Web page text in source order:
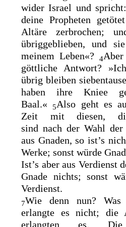
wider Israel und spricht:
deine Propheten
Altäre zerbrochen;
übriggeblieben, und
meinem Leben«?
4
göttliche Antwort?
übrig bleiben
haben ihre Kniee
Baal.«
5Also geht es
Zeit mit diesen, die
sindnach der Wahl der
aus Gnaden, so ist’s
Werke; sonst würde
Ist’s aber aus Verdienst
Gnade nichts; sonst
Verdienst.
7Wie denn nun?
erlangte es nicht; die
erlangten es.